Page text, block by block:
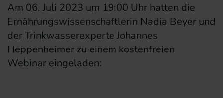
Am 06. Juli 2023 um 19:00 Uhr hatten die
Ernährungswissenschaftlerin Nadia Beyer und
der Trinkwasserexperte Johannes
Heppenheimer zu einem kostenfreien
Webinar eingeladen: